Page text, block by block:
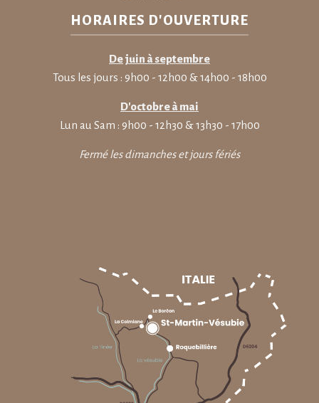
HORAIRES D'OUVERTURE
De juin à septembre
Tous les jours : 9h00 - 12h00 & 14h00 - 18h00
D'octobre à mai
Lun au Sam : 9h00 - 12h30 & 13h30 - 17h00
Fermé les dimanches et jours fériés